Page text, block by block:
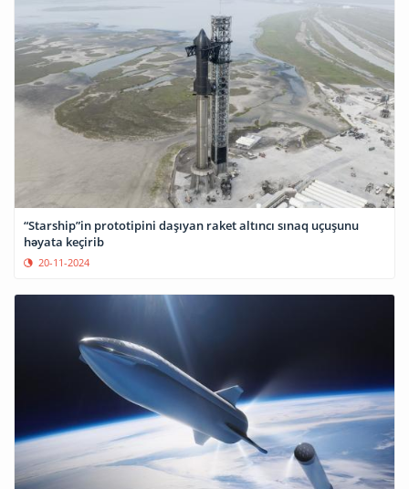
“Starship”in prototipini daşıyan raket altıncı sınaq uçuşunu
həyata keçirib
20-11-2024